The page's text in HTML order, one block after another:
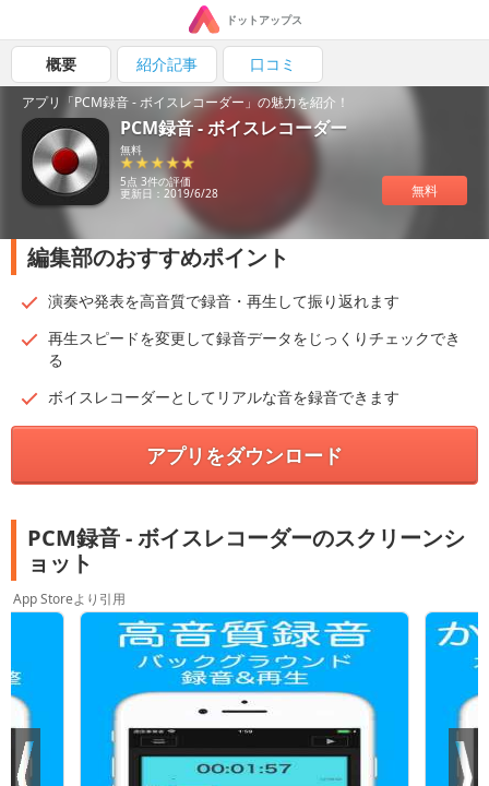
ドットアップス
概要 紹介記事 口コミ
アプリ「PCM録音 - ボイスレコーダー」の魅力を紹介！
PCM録音 - ボイスレコーダー
無料
5点 3件の評価
更新日：2019/6/28 無料
編集部のおすすめポイント
演奏や発表を高音質で録音・再生して振り返れます
再生スピードを変更して録音データをじっくりチェックでき
る
ボイスレコーダーとしてリアルな音を録音できます
アプリをダウンロード
PCM録音 - ボイスレコーダーのスクリーンシ
ョット
App Storeより引用